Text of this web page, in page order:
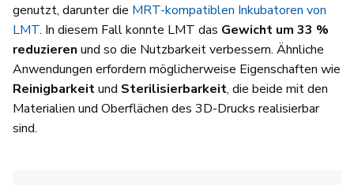
genutzt, darunter die MRT-kompatiblen Inkubatoren von
LMT. In diesem Fall konnte LMT das Gewicht um 33 %
reduzieren und so die Nutzbarkeit verbessern. Ähnliche
Anwendungen erfordern möglicherweise Eigenschaften wie
Reinigbarkeitund Sterilisierbarkeit, die beide mit den
Materialien und Oberflächen des 3D-Drucks realisierbar
sind.